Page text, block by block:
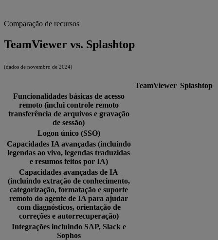
Comparação de recursos
TeamViewer vs. Splashtop
(dados de novembro de 2024)
TeamViewer Splashtop
Funcionalidades básicas de acesso
remoto (inclui controle remoto
transferência de arquivos e gravação
de sessão)
Logon único (SSO)
Capacidades IA avançadas (incluindo
legendas ao vivo, legendas traduzidas
e resumos feitos por IA)
Capacidades avançadas de IA
(incluindo extração de conhecimento,
categorização, formatação e suporte
remoto do agente de IA para ajudar
com diagnósticos, orientação de
correções e autorrecuperação)
Integrações incluindo SAP, Slack e
Sophos